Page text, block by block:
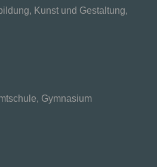
Kunst und Gestaltung,
Gymnasium